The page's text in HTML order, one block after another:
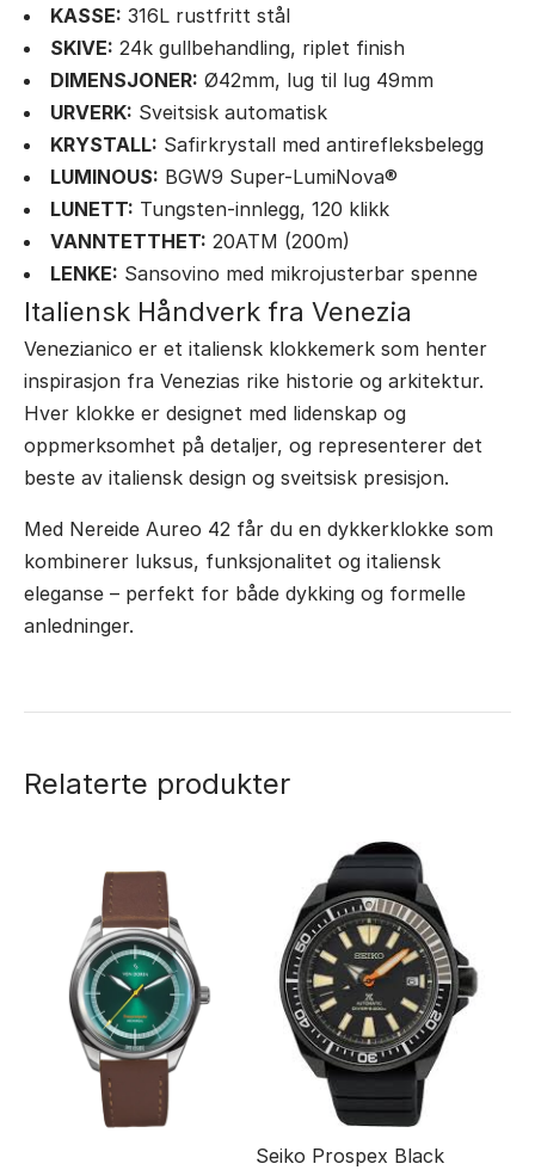
KASSE: 316L rustfritt stål
SKIVE: 24k gullbehandling, riplet finish
DIMENSJONER: Ø42mm, lug til lug 49mm
URVERK: Sveitsisk automatisk
KRYSTALL: Safirkrystall med antirefleksbelegg
LUMINOUS: BGW9 Super-LumiNova®
LUNETT: Tungsten-innlegg, 120 klikk
VANNTETTHET: 20ATM (200m)
LENKE: Sansovino med mikrojusterbar spenne
Italiensk Håndverk fra Venezia
Venezianico er et italiensk klokkemerk som henter
inspirasjon fra Venezias rike historie og arkitektur.
Hver klokke er designet med lidenskap og
oppmerksomhet på detaljer, og representerer det
beste av italiensk design og sveitsisk presisjon.
Med Nereide Aureo 42 får du en dykkerklokke som
kombinerer luksus, funksjonalitet og italiensk
eleganse – perfekt for både dykking og formelle
anledninger.
Relaterte produkter
Seiko Prospex Black